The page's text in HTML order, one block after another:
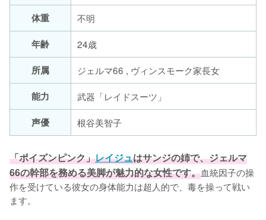
体重
不明
年齢
24歳
所属
ジェルマ66 , ヴィンスモーク家長女
能力
武器「レイドスーツ」
声優
根谷美智子
「ポイズンピンク」レイジュはサンジの姉で、ジェルマ
66の幹部を務める美脚が魅力的な女性です。血統因子の操
作を受けている彼女の身体能力は超人的で、毒を操って戦い
ます。